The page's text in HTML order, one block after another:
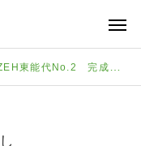
東能代No.2 完成お引渡し